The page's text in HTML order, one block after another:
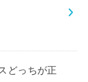
どっちが正